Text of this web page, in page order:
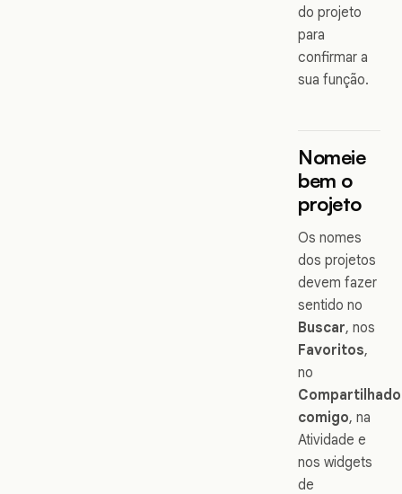
do projeto
para
confirmar a
sua função.
Nomeie
bem o
projeto
Os nomes
dos projetos
devem fazer
sentido no
Buscar, nos
Favoritos,
no
Compartilhado
comigo, na
Atividade e
nos widgets
de